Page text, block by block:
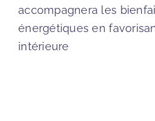
accompagnera les
énergétiques en
intérieure